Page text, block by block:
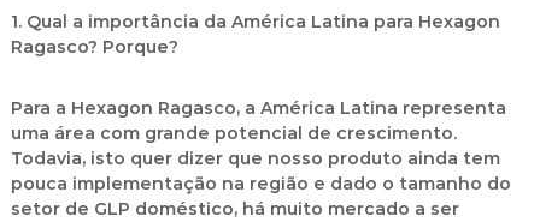
1. Qual a importância da América Latina para Hexagon
Ragasco? Porque?
Para a Hexagon Ragasco, a América Latina representa
uma área com grande potencial de crescimento.
Todavia, isto quer dizer que nosso produto ainda tem
pouca implementação na região e dado o tamanho do
setor de GLP doméstico, há muito mercado a ser